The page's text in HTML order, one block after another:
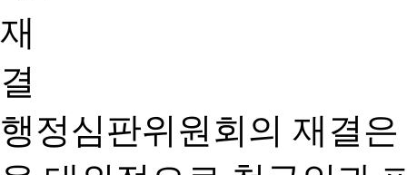
행정심판위원회의 재결